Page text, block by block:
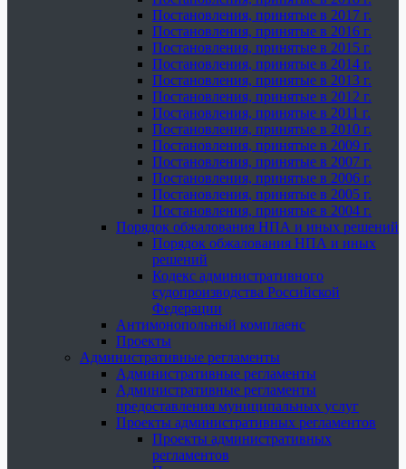
Постановления, принятые в 2017 г.
Постановления, принятые в 2016 г.
Постановления, принятые в 2015 г.
Постановления, принятые в 2014 г.
Постановления, принятые в 2013 г.
Постановления, принятые в 2012 г.
Постановления, принятые в 2011 г.
Постановления, принятые в 2010 г.
Постановления, принятые в 2009 г.
Постановления, принятые в 2007 г.
Постановления, принятые в 2006 г.
Постановления, принятые в 2005 г.
Постановления, принятые в 2004 г.
Порядок обжалования НПА и иных решений
Порядок обжалования НПА и иных
решений
Кодекс административного
судопроизводства Российской
Федерации
Антимонопольный комплаенс
Проекты
Административные регламенты
Административные регламенты
Административные регламенты
предоставления муниципальных услуг
Проекты административных регламентов
Проекты административных
регламентов